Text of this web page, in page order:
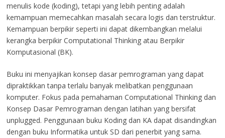
menulis kode (koding), tetapi yang lebih penting adalah
kemampuan memecahkan masalah secara logis dan terstruktur.
Kemampuan berpikir seperti ini dapat dikembangkan melalui
kerangka berpikir Computational Thinking atau Berpikir
Komputasional (BK).
Buku ini menyajikan konsep dasar pemrograman yang dapat
dipraktikkan tanpa terlalu banyak melibatkan penggunaan
komputer. Fokus pada pemahaman Computational Thinking dan
Konsep Dasar Pemrograman dengan latihan yang bersifat
unplugged. Penggunaan buku Koding dan KA dapat disandingkan
dengan buku Informatika untuk SD dari penerbit yang sama.